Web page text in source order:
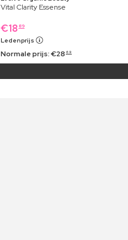
Vital Clarity Essense
€18 89
Ledenprijs
Normale prijs:€28 69